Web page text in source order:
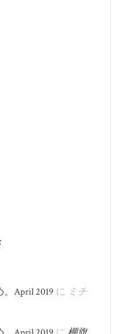
​April 2019 に ミチ